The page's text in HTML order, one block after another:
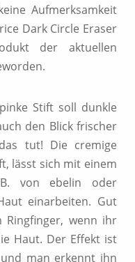
Aufmerksamkeit
Dark Circle Eraser
der aktuellen
Stift soll dunkle
den Blick frischer
tut! Die cremige
lässt sich mit einem
von ebelin oder
einarbeiten. Gut
wenn ihr
Haut. Der Effekt ist
man erkennt ihn